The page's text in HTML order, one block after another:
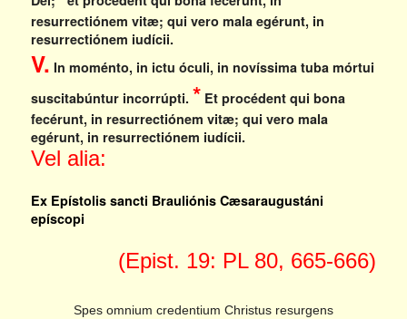
resurrectiónem vitæ; qui vero mala egérunt, in
resurrectiónem iudícii.
V. In moménto, in ictu óculi, in novíssima tuba mórtui
suscitabúntur incorrúpti. * Et procédent qui bona
fecérunt, in resurrectiónem vitæ; qui vero mala
egérunt, in resurrectiónem iudícii.
Vel alia:
Ex Epístolis sancti Brauliónis Cæsaraugustáni
epíscopi
(Epist. 19: PL 80, 665-666)
Spes omnium credentium Christus resurgens